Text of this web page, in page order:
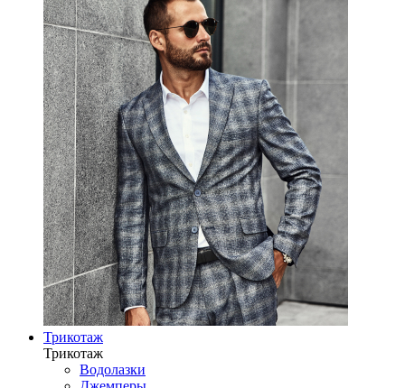
Трикотаж
Трикотаж
Водолазки